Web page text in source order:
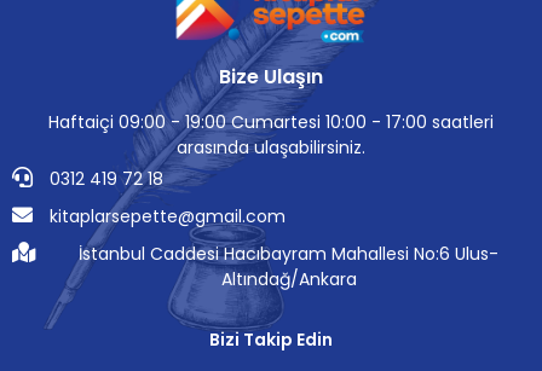
Bize Ulaşın
Haftaiçi 09:00 - 19:00 Cumartesi 10:00 - 17:00 saatleri
arasında ulaşabilirsiniz.
0312 419 72 18
kitaplarsepette@gmail.com
İstanbul Caddesi Hacıbayram Mahallesi No:6 Ulus-
Altındağ/Ankara
Bizi Takip Edin